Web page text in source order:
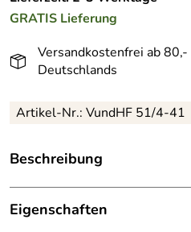
GRATIS Lieferung
Versandkostenfrei ab
Deutschlands
Artikel-Nr.: VundHF 51/4-41
Beschreibung
Rustikale, detailreiche
Ochsen – Leiterwagen und
Eigenschaften